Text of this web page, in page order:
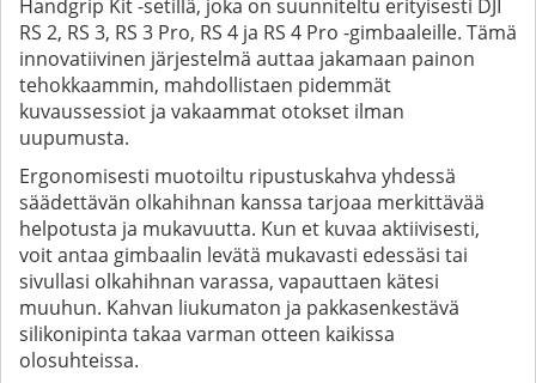
Handgrip Kit -setillä, joka on suunniteltu erityisesti DJI
RS 2, RS 3, RS 3 Pro, RS 4 ja RS 4 Pro -gimbaaleille. Tämä
innovatiivinen järjestelmä auttaa jakamaan painon
tehokkaammin, mahdollistaen pidemmät
kuvaussessiot ja vakaammat otokset ilman
uupumusta.
Ergonomisesti muotoiltu ripustuskahva yhdessä
säädettävän olkahihnan kanssa tarjoaa merkittävää
helpotusta ja mukavuutta. Kun et kuvaa aktiivisesti,
voit antaa gimbaalin levätä mukavasti edessäsi tai
sivullasi olkahihnan varassa, vapauttaen kätesi
muuhun. Kahvan liukumaton ja pakkasenkestävä
silikonipinta takaa varman otteen kaikissa
olosuhteissa.